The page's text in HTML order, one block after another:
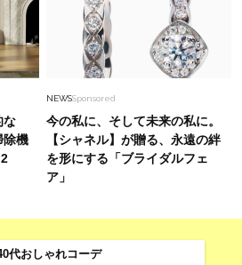
な
除機
NEWSSponsored
今の私に、そして未来の私に。
【シャネル】が贈る、永遠の絆
を形にする「ブライダルフェ
ア」
代おしゃれコーデ